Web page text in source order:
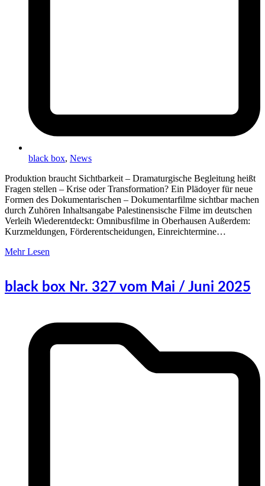
black box, News
Produktion braucht Sichtbarkeit – Dramaturgische Begleitung heißt
Fragen stellen – Krise oder Transformation? Ein Plädoyer für neue
Formen des Dokumentarischen – Dokumentarfilme sichtbar machen
durch Zuhören Inhaltsangabe Palestinensische Filme im deutschen
Verleih Wiederentdeckt: Omnibusfilme in Oberhausen Außerdem:
Kurzmeldungen, Förderentscheidungen, Einreichtermine…
Mehr Lesen
black box Nr. 327 vom Mai / Juni 2025